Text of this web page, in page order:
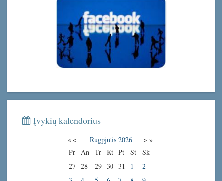
Įvykių kalendorius
« < Rugpjūtis 2026 > »
Pr
An Tr Kt Pt Št
Sk
27 28 29 30 31 1
2